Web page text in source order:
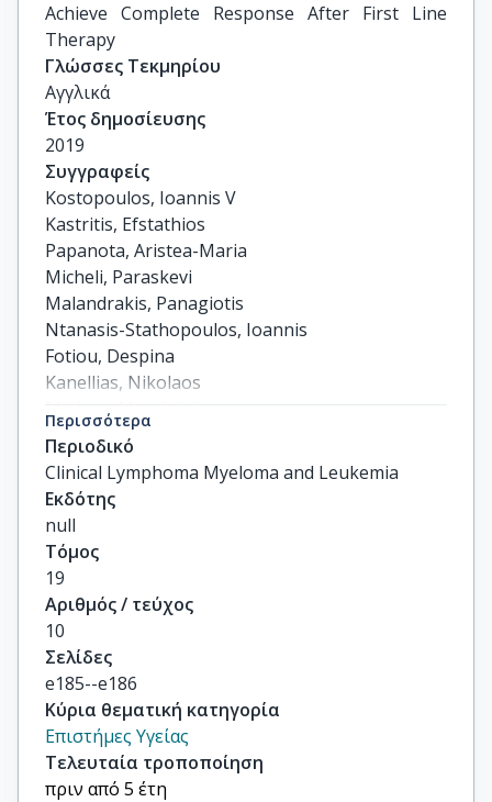
Achieve Complete Response After First Line
Therapy
Γλώσσες Τεκμηρίου
Αγγλικά
Έτος δημοσίευσης
2019
Συγγραφείς
Kostopoulos, Ioannis V
Kastritis, Efstathios
Papanota, Aristea-Maria
Micheli, Paraskevi
Malandrakis, Panagiotis
Ntanasis-Stathopoulos, Ioannis
Fotiou, Despina
Kanellias, Nikolaos
Migkou, Magdalini
Eleutherakis-Papaiakovou, Evangelos
others
Περισσότερα
Περιοδικό
Clinical Lymphoma Myeloma and Leukemia
Εκδότης
null
Τόμος
19
Αριθμός / τεύχος
10
Σελίδες
e185--e186
Κύρια θεματική κατηγορία
Επιστήμες Υγείας
Τελευταία τροποποίηση
πριν από 5 έτη